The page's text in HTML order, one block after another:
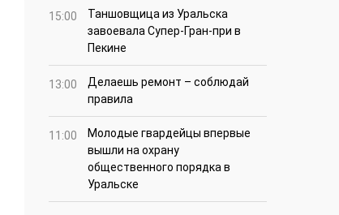
15:00
Таншовщица из Уральска
завоевала Супер-Гран-при в
Пекине
13:00
Делаешь ремонт – соблюдай
правила
11:00
Молодые гвардейцы впервые
вышли на охрану
общественного порядка в
Уральске